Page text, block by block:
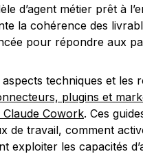
d’agent métier prêt à
la cohérence des
pour répondre aux
techniques et les
plugins et
Cowork. Ces
de travail, comment
exploiter les capacités